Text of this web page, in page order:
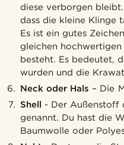
diese verborgen
dass die kleine Klinge
Es ist ein gutes
gleichen
besteht. Es bedeutet,
wurden und die
Neck oder Hals – Die
Shell - Der Außenstoff
genannt. Du hast die
Baumwolle oder